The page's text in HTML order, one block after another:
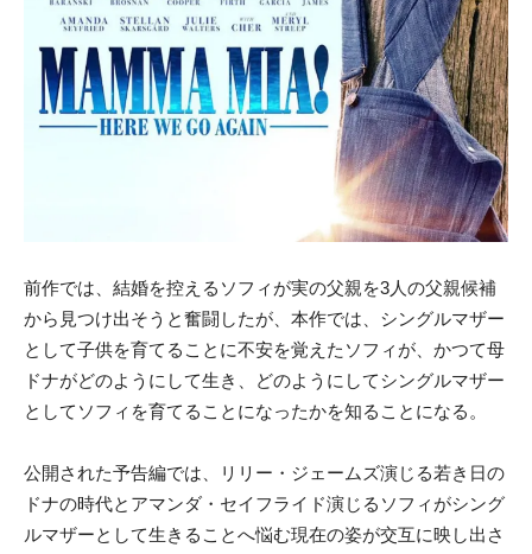
前作では、結婚を控えるソフィが実の父親を3人の父親候補
から見つけ出そうと奮闘したが、本作では、シングルマザー
として子供を育てることに不安を覚えたソフィが、かつて母
ドナがどのようにして生き、どのようにしてシングルマザー
としてソフィを育てることになったかを知ることになる。
公開された予告編では、リリー・ジェームズ演じる若き日の
ドナの時代とアマンダ・セイフライド演じるソフィがシング
ルマザーとして生きることへ悩む現在の姿が交互に映し出さ